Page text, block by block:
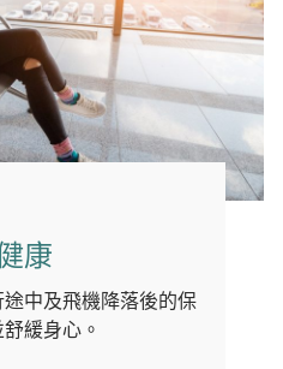
康
中及飛機降落後的保
緩身心。